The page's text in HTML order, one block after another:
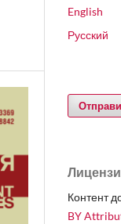
English
Русский
Контент
BY